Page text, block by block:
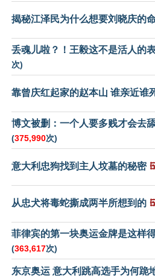
揭秘江泽民为什么想要刘晓庆的
丢魂儿啦？！王毅这不是活人的
次)
靠曾庆红起家的赵本山 谁亲近谁
博文被删：一个人要多贱才会去
(375,990次)
意大利忠狗找到主人坟墓的秘密
从忠犬将毒蛇撕成两半所想到的
菲律宾的第一块奥运金牌是这样
(363,617次)
东京奥运 意大利跳高选手为何跪